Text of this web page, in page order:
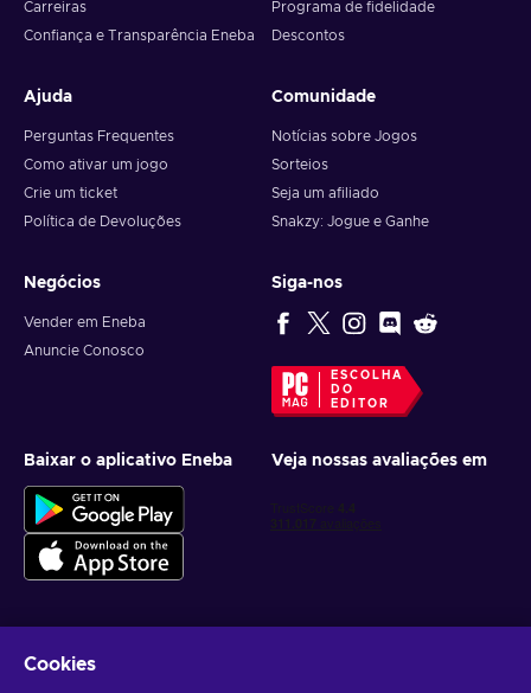
Carreiras
Confiança e Transparência Eneba
Programa de fidelidade
Descontos
Ajuda
Perguntas Frequentes
Como ativar um jogo
Crie um ticket
Política de Devoluções
Comunidade
Notícias sobre Jogos
Sorteios
Seja um afiliado
Snakzy: Jogue e Ganhe
Negócios
Vender em Eneba
Anuncie Conosco
Siga-nos
ESCOLHA
DO
EDITOR
Baixar o aplicativo Eneba Veja nossas avaliações em
Receba ofertas personalizadas de jogos
Cookies